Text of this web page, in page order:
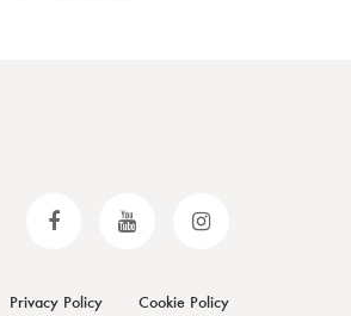
Privacy Policy Cookie Policy